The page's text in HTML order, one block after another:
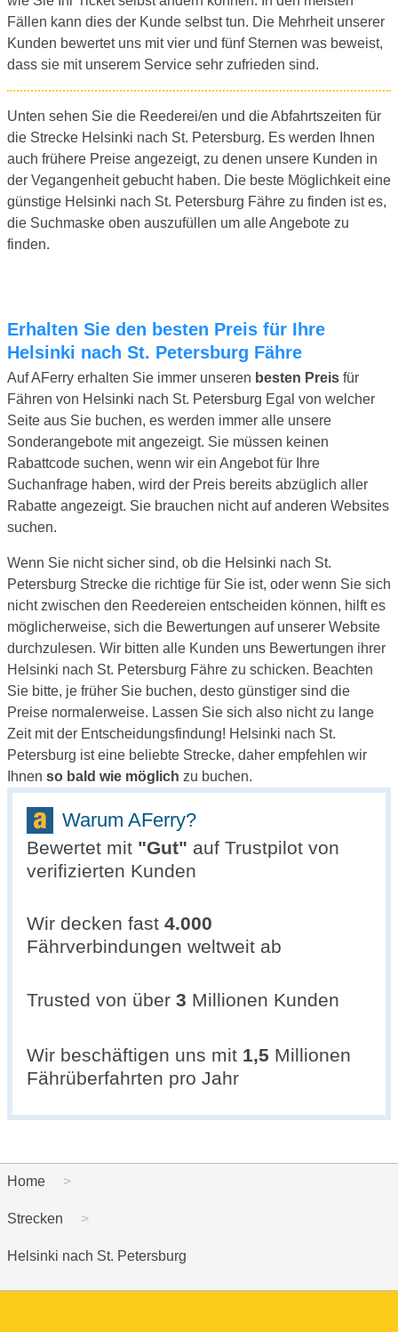
Fällen kann dies der Kunde selbst tun. Die Mehrheit unserer
Kunden bewertet uns mit vier und fünf Sternen was beweist,
dass sie mit unserem Service sehr zufrieden sind.
Unten sehen Sie die Reederei/en und die Abfahrtszeiten für
die Strecke Helsinki nach St. Petersburg. Es werden Ihnen
auch frühere Preise angezeigt, zu denen unsere Kunden in
der Vegangenheit gebucht haben. Die beste Möglichkeit eine
günstige Helsinki nach St. Petersburg Fähre zu finden ist es,
die Suchmaske oben auszufüllen um alle Angebote zu
finden.
Erhalten Sie den besten Preis für Ihre
Helsinki nach St. Petersburg Fähre
Auf AFerry erhalten Sie immer unseren besten Preis für
Fähren von Helsinki nach St. Petersburg Egal von welcher
Seite aus Sie buchen, es werden immer alle unsere
Sonderangebote mit angezeigt. Sie müssen keinen
Rabattcode suchen, wenn wir ein Angebot für Ihre
Suchanfrage haben, wird der Preis bereits abzüglich aller
Rabatte angezeigt. Sie brauchen nicht auf anderen Websites
suchen.
Wenn Sie nicht sicher sind, ob die Helsinki nach St.
Petersburg Strecke die richtige für Sie ist, oder wenn Sie sich
nicht zwischen den Reedereien entscheiden können, hilft es
möglicherweise, sich die Bewertungen auf unserer Website
durchzulesen. Wir bitten alle Kunden uns Bewertungen ihrer
Helsinki nach St. Petersburg Fähre zu schicken. Beachten
Sie bitte, je früher Sie buchen, desto günstiger sind die
Preise normalerweise. Lassen Sie sich also nicht zu lange
Zeit mit der Entscheidungsfindung! Helsinki nach St.
Petersburg ist eine beliebte Strecke, daher empfehlen wir
Ihnen so bald wie möglich zu buchen.
Warum AFerry?
Bewertet mit "Gut" auf Trustpilot von
verifizierten Kunden
Wir decken fast 4.000
Fährverbindungen weltweit ab
Trusted von über 3 Millionen Kunden
Wir beschäftigen uns mit 1,5 Millionen
Fährüberfahrten pro Jahr
Home
Strecken
Helsinki nach St. Petersburg